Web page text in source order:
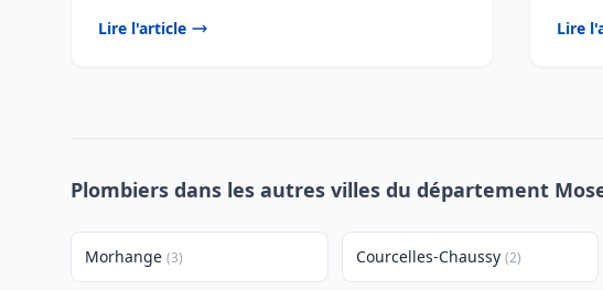
Lire l'article
Lire
Plombiers dans les autres villes du département
Morhange (3) Courcelles-Chaussy (2)